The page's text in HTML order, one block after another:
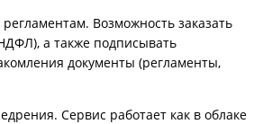
Возможность заказать
а также подписывать
документы (регламенты,
Сервис работает как в облаке